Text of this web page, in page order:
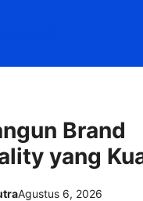
Brand
yang
Agustus 6, 2026